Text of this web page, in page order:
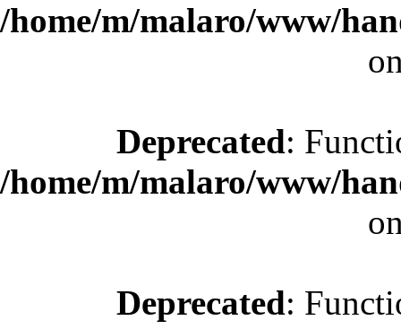
/home/m/malaro/www/
Deprecated:
/home/m/malaro/www/
Deprecated: